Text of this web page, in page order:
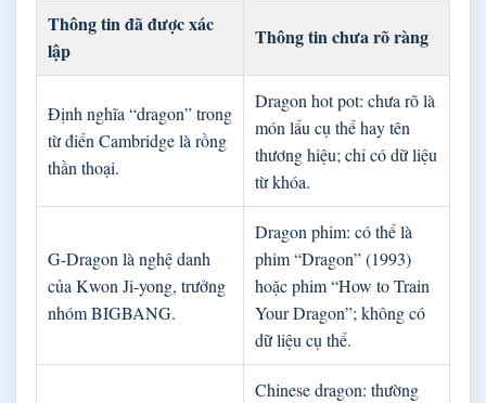
Thông tin đã được xác
lập
Thông tin chưa rõ ràng
Định nghĩa “dragon” trong
từ điển Cambridge là rồng
thần thoại.
Dragon hot pot: chưa rõ là
món lẩu cụ thể hay tên
thương hiệu; chỉ có dữ liệu
từ khóa.
G-Dragon là nghệ danh
của Kwon Ji-yong, trưởng
nhóm BIGBANG.
Dragon phim: có thể là
phim “Dragon” (1993)
hoặc phim “How to Train
Your Dragon”; không có
dữ liệu cụ thể.
Chinese dragon: thường